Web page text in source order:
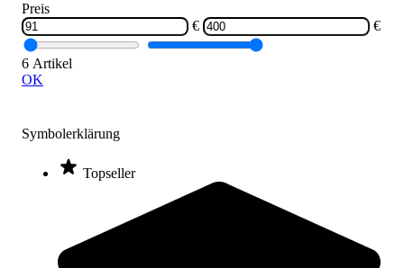
Preis
€
€
6 Artikel
OK
Symbolerklärung
Topseller
BlockX® Hürdenset
399,00 €
Zum Produkt